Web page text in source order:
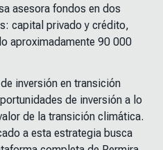
asesora fondos en dos
capital privado y crédito,
aproximadamente 90 000
inversión en transición
de inversión a lo
de la transición climática.
a esta estrategia busca